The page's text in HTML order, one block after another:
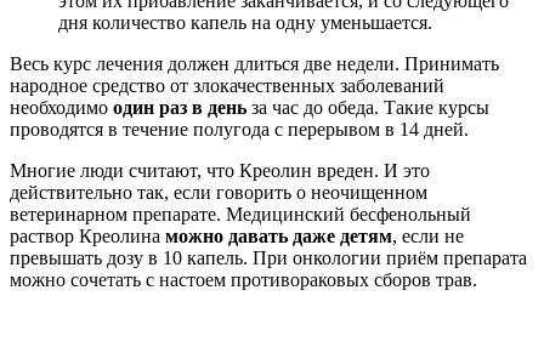
дня количество капель на одну уменьшается.
Весь курс лечения должен длиться две недели. Принимать
народное средство от злокачественных заболеваний
необходимо один раз в день за час до обеда. Такие курсы
проводятся в течение полугода с перерывом в 14 дней.
Многие люди считают, что Креолин вреден. И это
действительно так, если говорить о неочищенном
ветеринарном препарате. Медицинский бесфенольный
раствор Креолина можно давать даже детям, если не
превышать дозу в 10 капель. При онкологии приём препарата
можно сочетать с настоем противораковых сборов трав.